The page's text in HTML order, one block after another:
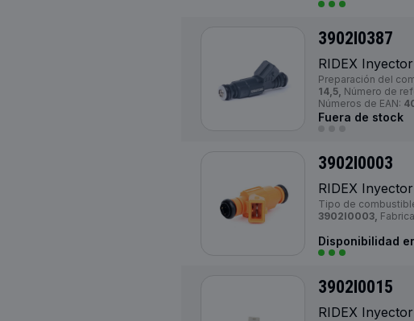
3902I0387
RIDEX Inyector
Preparación del
14,5, Número de
Números de EAN:
Fuera de stock
3902I0003
RIDEX Inyector
Tipo de
3902I0003,
Disponibilidad
3902I0015
RIDEX Inyector